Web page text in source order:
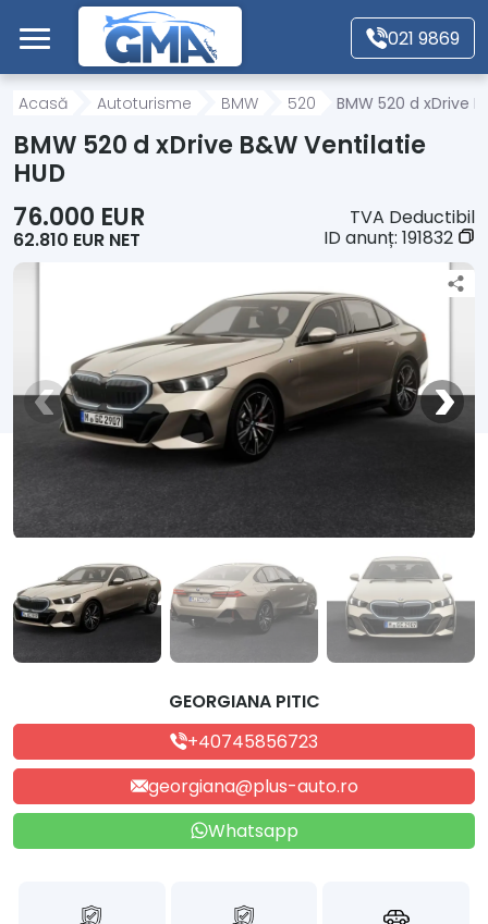
Mergi direct la conținutul principal
021 9869
Acasă
Autoturisme
Motociclete
Alte tipuri vehicule
Despre Noi
Contact
Acasă Autoturisme BMW 520 BMW 520 d xDrive
BMW 520 d xDrive B&W Ventilatie
HUD
76.000 EUR
62.810 EUR NET
TVA Deductibil
ID anunț: 191832
GEORGIANA PITIC
+40745856723
georgiana@plus-auto.ro
Whatsapp